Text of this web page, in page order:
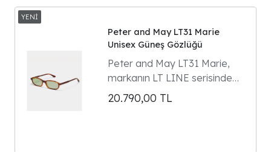
Gaguech ile yapılan özel
Peter and May LT31 Marie
Unisex Güneş Gözlüğü
Peter and May LT31 Marie,
markanın LT LINE serisinde
yer alan dikdörtgen formlu
unisex güneş gözlüğüdür.
20.790,00 TL